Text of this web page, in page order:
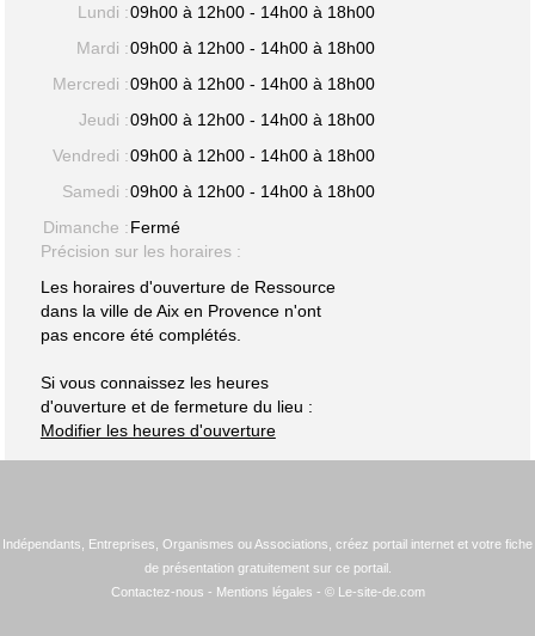
Lundi :09h00 à 12h00 - 14h00 à 18h00
Mardi :09h00 à 12h00 - 14h00 à 18h00
Mercredi :09h00 à 12h00 - 14h00 à 18h00
Jeudi :09h00 à 12h00 - 14h00 à 18h00
Vendredi :09h00 à 12h00 - 14h00 à 18h00
Samedi :09h00 à 12h00 - 14h00 à 18h00
Dimanche :Fermé
Précision sur les horaires :
Les horaires d'ouverture de Ressource
dans la ville de Aix en Provence n'ont
pas encore été complétés.
Si vous connaissez les heures
d'ouverture et de fermeture du lieu :
Modifier les heures d'ouverture
Indépendants, Entreprises, Organismes ou Associations, créez portail internet et votre fiche
de présentation gratuitement sur ce portail.
Contactez-nous - Mentions légales - © Le-site-de.com